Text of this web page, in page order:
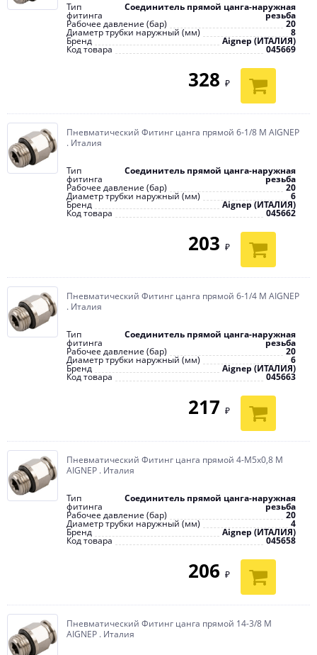
Тип
фитинга
Соединитель прямой цанга-наружная
резьба
Рабочее давление (бар) 20
Диаметр трубки наружный (мм) 8
Бренд Aignep (ИТАЛИЯ)
Код товара 045669
328 ₽
Пневматический Фитинг цанга прямой 6-1/8 M AIGNEP
. Италия
Тип
фитинга
Соединитель прямой цанга-наружная
резьба
Рабочее давление (бар) 20
Диаметр трубки наружный (мм) 6
Бренд Aignep (ИТАЛИЯ)
Код товара 045662
203 ₽
Пневматический Фитинг цанга прямой 6-1/4 M AIGNEP
. Италия
Тип
фитинга
Соединитель прямой цанга-наружная
резьба
Рабочее давление (бар) 20
Диаметр трубки наружный (мм) 6
Бренд Aignep (ИТАЛИЯ)
Код товара 045663
217 ₽
Пневматический Фитинг цанга прямой 4-М5х0,8 M
AIGNEP . Италия
Тип
фитинга
Соединитель прямой цанга-наружная
резьба
Рабочее давление (бар) 20
Диаметр трубки наружный (мм) 4
Бренд Aignep (ИТАЛИЯ)
Код товара 045658
206 ₽
Пневматический Фитинг цанга прямой 14-3/8 M
AIGNEP . Италия